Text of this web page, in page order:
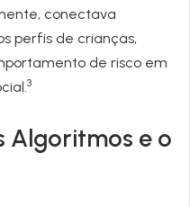
conectava
perfis de crianças,
de risco em
3
Algoritmos e o